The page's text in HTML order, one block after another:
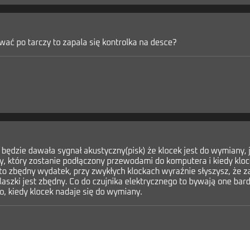
po tarczy to zapala się kontrolka na desce?
dawała sygnał akustyczny(pisk) że klocek jest do
który zostanie podłączony przewodami do komputera i kiedy
zbędny wydatek, przy zwykłych klockach wyraźnie słyszysz, że
jest zbędny. Co do czujnika elektrycznego to bywają one
kiedy klocek nadaje się do wymiany.